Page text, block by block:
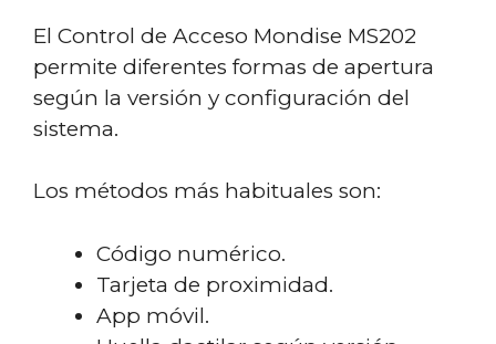
El Control de Acceso Mondise MS202
permite diferentes formas de apertura
según la versión y configuración del
sistema.
Los métodos más habituales son:
Código numérico.
Tarjeta de proximidad.
App móvil.